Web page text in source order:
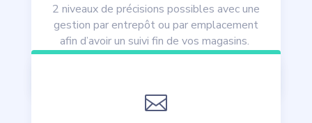
2 niveaux de précisions possibles avec une
gestion par entrepôt ou par emplacement
afin d’avoir un suivi fin de vos magasins.
